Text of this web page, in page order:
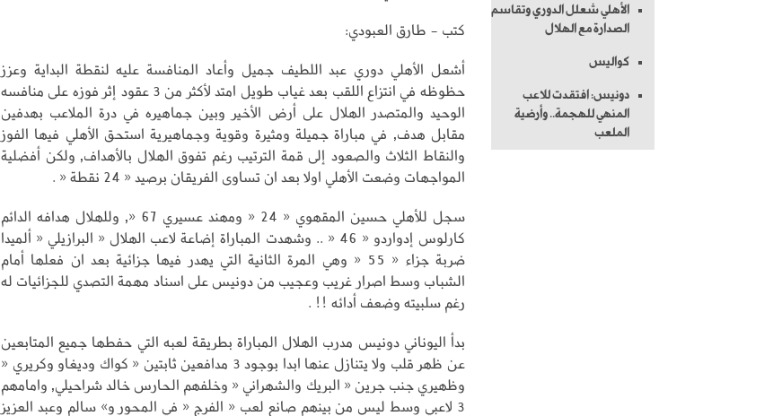
الأهلي شعلل الدوري وتقاسم
الصدارة مع الهلال
كواليس
دونيس: افتقدت للاعب
المنهي للهجمة.. وأرضية
الملعب
كتب - طارق العبودي:
أشعل الأهلي دوري عبد اللطيف جميل وأعاد المنافسة عليه لنقطة البداية وعزز
حظوظه في انتزاع اللقب بعد غياب طويل امتد لأكثر من 3 عقود إثر فوزه على منافسه
الوحيد والمتصدر الهلال على أرض الأخير وبين جماهيره في درة الملاعب بهدفين
مقابل هدف, في مباراة جميلة ومثيرة وقوية وجماهيرية استحق الأهلي فيها الفوز
والنقاط الثلاث والصعود إلى قمة الترتيب رغم تفوق الهلال بالأهداف, ولكن أفضلية
المواجهات وضعت الأهلي اولا بعد ان تساوى الفريقان برصيد « 24 نقطة « .
سجل للأهلي حسين المقهوي « 24 « ومهند عسيري 67 «, وللهلال هدافه الدائم
كارلوس إدواردو « 46 « .. وشهدت المباراة إضاعة لاعب الهلال « البرازيلي « ألميدا
ضربة جزاء « 55 « وهي المرة الثانية التي يهدر فيها جزائية بعد ان فعلها أمام
الشباب وسط اصرار غريب وعجيب من دونيس على اسناد مهمة التصدي للجزائيات له
رغم سلبيته وضعف أدائه !! .
بدأ اليوناني دونيس مدرب الهلال المباراة بطريقة لعبه التي حفطها جميع المتابعين
عن ظهر قلب ولا يتنازل عنها ابدا بوجود 3 مدافعين ثابتين « كواك وديغاو وكريري «
وظهيري جنب جرين « البريك والشهراني « وخلفهم الحارس خالد شراحيلي, وامامهم
3 لاعبي وسط ليس من بينهم صانع لعب « الفرج « في المحور و» سالم وعبد العزيز